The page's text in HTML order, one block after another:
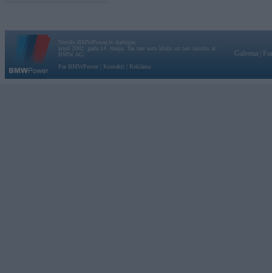
Vortāls BMWPower.lv darbojas
kopš 2002. gada 14. maija. Tas nav auto klubs un nav saistīts ar
BMW AG.
Par BMWPower
Kontakti Reklāma
Galvena